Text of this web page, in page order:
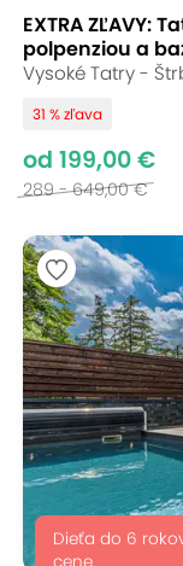
EXTRA ZĽAVY:
polpenziou a
Vysoké Tatry -
31 % zľava
od 199,00 €
289 - 649,00 €
Dieťa do 6